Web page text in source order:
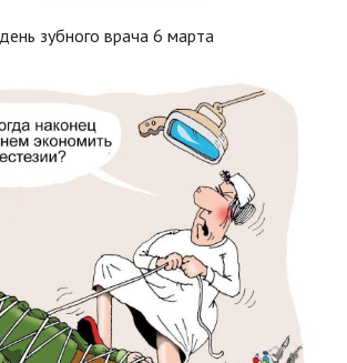
зубного врача 6 марта